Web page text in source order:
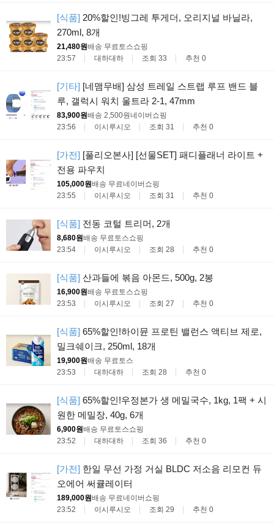
[식품] 20%할인!빙그레 투게더, 오리지널 바닐라,
270ml, 8개
21,480원배송 무료 토스쇼핑
23:57
대하대하 조회 33 추천 0
[기타] [네맴무배] 삼성 트레일 스트랩 루프 밴드 블
루, 갤럭시 워치 울트라 2-1, 47mm
83,900원배송 2,500원네이버쇼핑
23:56
이시루시오 조회 31 추천 0
[가전] [풀리오본사] [선물SET] 패디플래너 라이트 +
전용 파우치
105,000원배송 무료네이버쇼핑
23:55
이시루시오 조회 31 추천 0
[식품] 전동 코털 트리머, 2개
8,680원배송 무료 토스쇼핑
23:54
이시루시오 조회 28 추천 0
[식품] 산과들에 볶음 아몬드, 500g, 2봉
16,900원배송 무료 토스쇼핑
23:53
이시루시오 조회 27 추천 0
[식품] 65%할인!하이뮨 프로틴 밸런스 액티브 제로,
밀크쉐이크, 250ml, 18개
19,900원배송 무료 토스
23:53
대하대하 조회 28 추천 0
[식품] 65%할인!우정본가 생 메밀국수, 1kg, 1팩 + 시
원한 메밀장, 40g, 6개
6,900원배송 무료 토스쇼핑
23:52
대하대하 조회 36 추천 0
[가전] 한일 무선 가정 거실 BLDC 저소음 리모컨 듀
오에어 써큘레이터
189,000원배송 무료네이버쇼핑
23:52
이시루시오 조회 29 추천 0